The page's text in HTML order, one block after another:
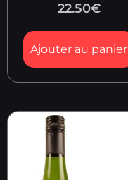
22.50€
Ajouter au panier